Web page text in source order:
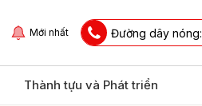
Mới nhất Đường dây nóng:
Thành tựu và Phát triển